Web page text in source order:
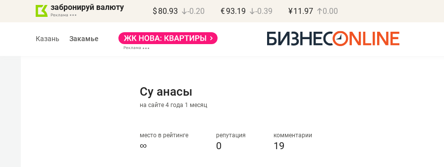
забронируй валюту $ 80.93 -0.20 €93.19 -0.39 ¥11.97 0.00
Казань Закамье
Су анасы
на сайте 4 года 1 месяц
место в рейтинге
∞
репутация
0
комментарии
19
«КирпичХолдинг»
«Бросско»